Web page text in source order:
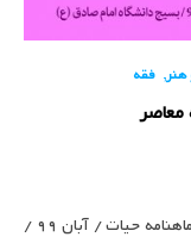
,فقه
معاصر